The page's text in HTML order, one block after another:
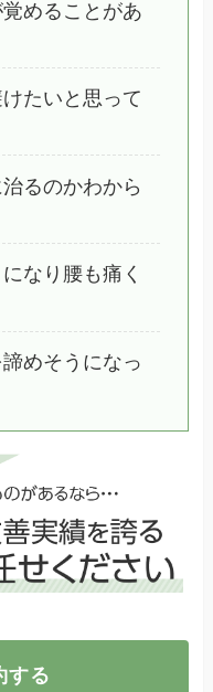
めることがあ
たいと思って
るのかわから
なり腰も痛く
めそうになっ
する